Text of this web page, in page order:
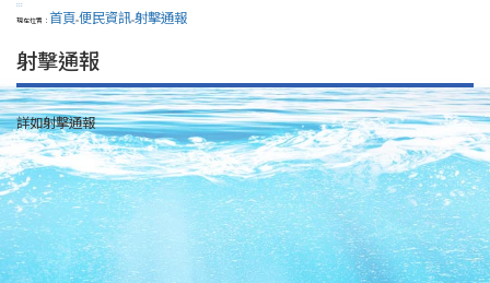
:::
現在位置： 首頁>便民資訊>射擊通報
射擊通報
詳如射擊通報